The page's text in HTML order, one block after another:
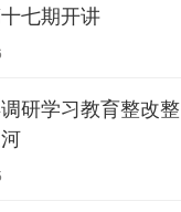
七期开讲
研学习教育整改整